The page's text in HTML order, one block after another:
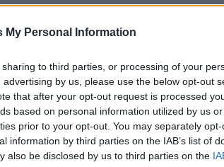
My Personal Information
to third parties, or processing of your
by us, please use the below opt-out
that after your opt-out request is processed
based on personal information utilized by us
prior to your opt-out. You may separately
information by third parties on the IAB’s list of
also be disclosed by us to third parties on the
Παραγωγής \
για την αναζήτηση σας!